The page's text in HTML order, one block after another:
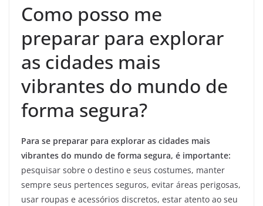
Como posso me
preparar para explorar
as cidades mais
vibrantes do mundo de
forma segura?
Para se preparar para explorar as cidades mais
vibrantes do mundo de forma segura, é importante:
pesquisar sobre o destino e seus costumes, manter
sempre seus pertences seguros, evitar áreas perigosas,
usar roupas e acessórios discretos, estar atento ao seu